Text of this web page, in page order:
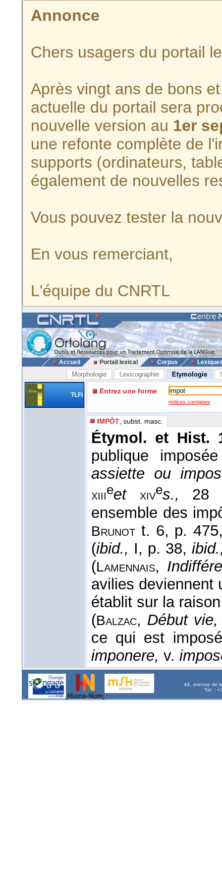
Annonce
Chers usagers du portail
Après vingt ans de bons
actuelle du portail sera
nouvelle version au 1er
une refonte complète de
supports (ordinateurs,
également de nouvelles
Vous pouvez tester la
En vous remerciant,
L'équipe du CNRTL
Accueil Portail lexical Corpus
Morphologie Lexicographie Etymologie
TLFi Entrez une forme
notices corrigées
IMPÔT , subst. masc.
Étymol. et
publique
assiette ou
xiiieet xives.,
ensemble des
Brunot t. 6, p.
(ibid., I, p. 38,
(Lamennais,
avilies deviennent
établit sur la
(Balzac, Début
ce qui est
imponere, v.
44, avenue de
Tél. :